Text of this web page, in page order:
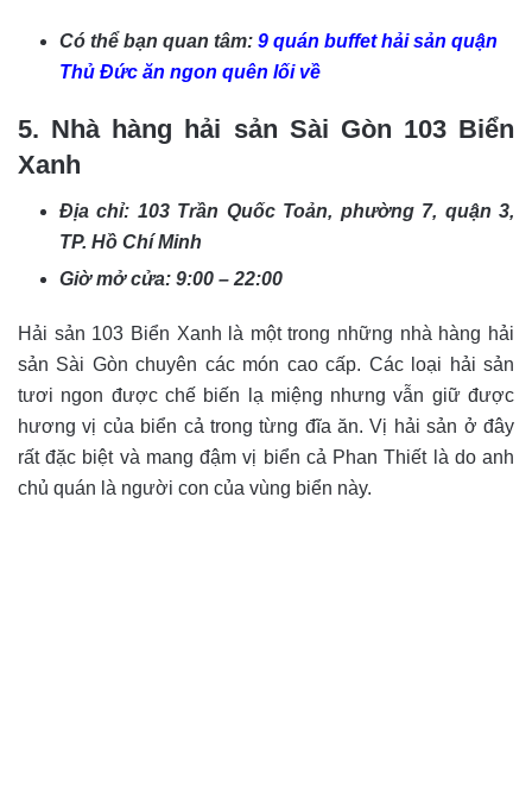
Có thể bạn quan tâm: 9 quán buffet hải sản quận
Thủ Đức ăn ngon quên lối về
5. Nhà hàng hải sản Sài Gòn 103 Biển
Xanh
Địa chỉ: 103 Trần Quốc Toản, phường 7, quận 3,
TP. Hồ Chí Minh
Giờ mở cửa: 9:00 – 22:00
Hải sản 103 Biển Xanh là một trong những nhà hàng hải
sản Sài Gòn chuyên các món cao cấp. Các loại hải sản
tươi ngon được chế biến lạ miệng nhưng vẫn giữ được
hương vị của biển cả trong từng đĩa ăn. Vị hải sản ở đây
rất đặc biệt và mang đậm vị biển cả Phan Thiết là do anh
chủ quán là người con của vùng biển này.